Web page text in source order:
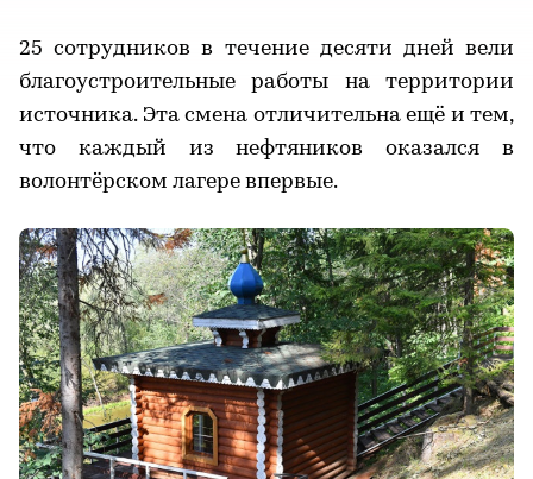
25 сотрудников в течение десяти дней вели
благоустроительные работы на территории
источника. Эта смена отличительна ещё и тем,
что каждый из нефтяников оказался в
волонтёрском лагере впервые.